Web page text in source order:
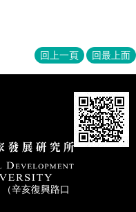
回上一頁 回最上面
辛亥復興路⼝